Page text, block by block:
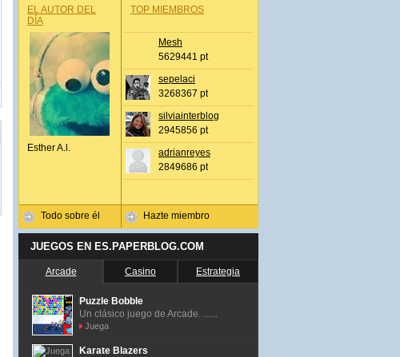
EL AUTOR DEL
DÍA
Esther A.l.
Todo sobre él
TOP MIEMBROS
Mesh
5629441 pt
sepelaci
3268367 pt
silviainterblog
2945856 pt
adrianreyes
2849686 pt
Hazte miembro
JUEGOS EN ES.PAPERBLOG.COM
Arcade Casino Estrategia
Puzzle Bobble
Un clásico juego de Arcade. ......
Juega
Karate Blazers